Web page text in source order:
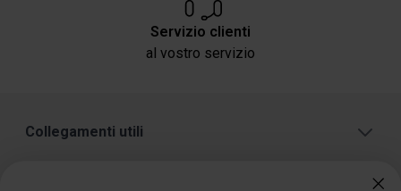
Servizio clienti
al vostro servizio
Collegamenti utili